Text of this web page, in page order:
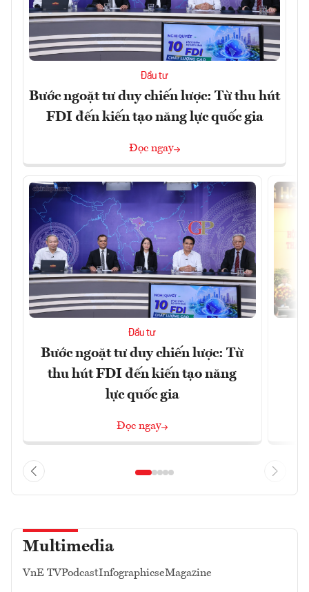
Đầu tư
Bước ngoặt tư duy chiến lược: Từ thu hút
FDI đến kiến tạo năng lực quốc gia
Đọc ngay
Đầu tư
Bước ngoặt tư duy chiến lược: Từ
thu hút FDI đến kiến tạo năng
lực quốc gia
Đọc ngay
Multimedia
VnE TVPodcastInfographicseMagazine